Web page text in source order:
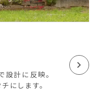
設計に反映。
にします。